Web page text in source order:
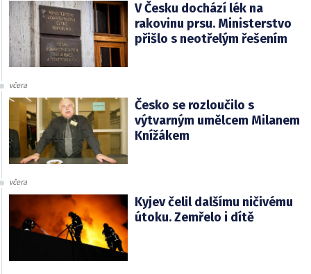
V Česku dochází lék na
rakovinu prsu. Ministerstvo
přišlo s neotřelým řešením
včera
Česko se rozloučilo s
výtvarným umělcem Milanem
Knížákem
včera
Kyjev čelil dalšímu ničivému
útoku. Zemřelo i dítě